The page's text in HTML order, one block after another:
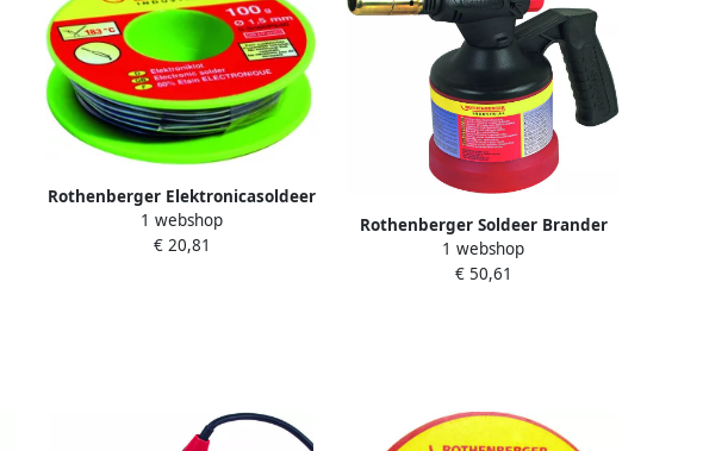
Rothenberger Elektronicasoldeer
1 5mm 70g 1000002349
1 webshop
€ 20,81
Rothenberger Soldeer Brander
1800°C ROT035931
1 webshop
€ 50,61